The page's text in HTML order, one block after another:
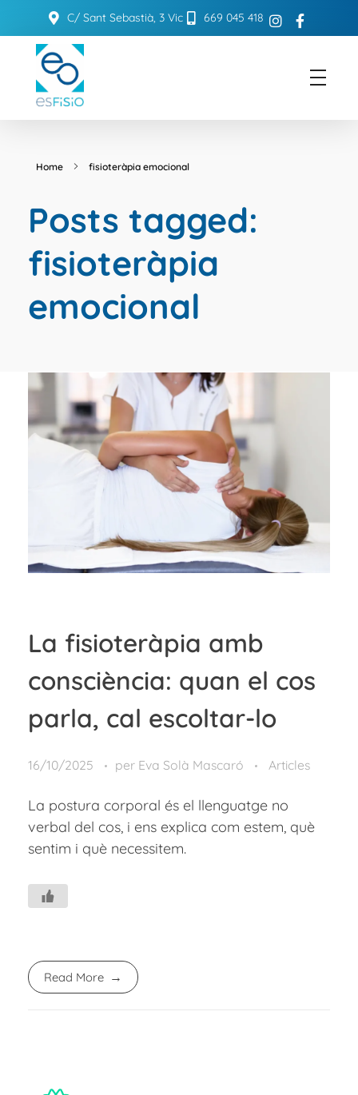
C/ Sant Sebastià, 3 Vic 669 045 418
ESFISIO
Home fisioteràpia emocional
Posts tagged:
fisioteràpia
emocional
La fisioteràpia amb
consciència: quan el cos
parla, cal escoltar-lo
16/10/2025 per Eva Solà Mascaró Articles
La postura corporal és el llenguatge no
verbal del cos, i ens explica com estem, què
sentim i què necessitem.
Read More